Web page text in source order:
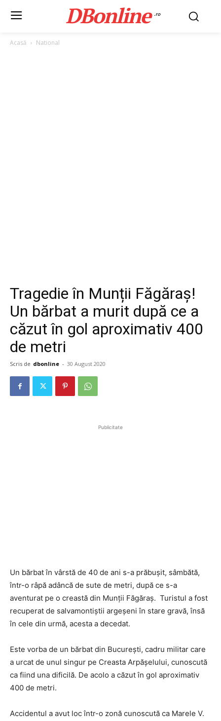
DBonline .ro
Acasă National
Tragedie în Munții Făgăraș!
Un bărbat a murit după ce a
căzut în gol aproximativ 400
de metri
Scris de dbonline - 30 August 2020
Publicitate
Un bărbat în vârstă de 40 de ani s-a prăbușit, sâmbătă,
într-o râpă adâncă de sute de metri, după ce s-a
aventurat pe o creastă din Munții Făgăraș. Turistul a fost
recuperat de salvamontiștii argeșeni în stare gravă, însă
în cele din urmă, acesta a decedat.
Este vorba de un bărbat din București, cadru militar care
a urcat de unul singur pe Creasta Arpășelului, cunoscută
ca fiind una dificilă. De acolo a căzut în gol aproximativ
400 de metri.
Accidentul a avut loc într-o zonă cunoscută ca Marele V.